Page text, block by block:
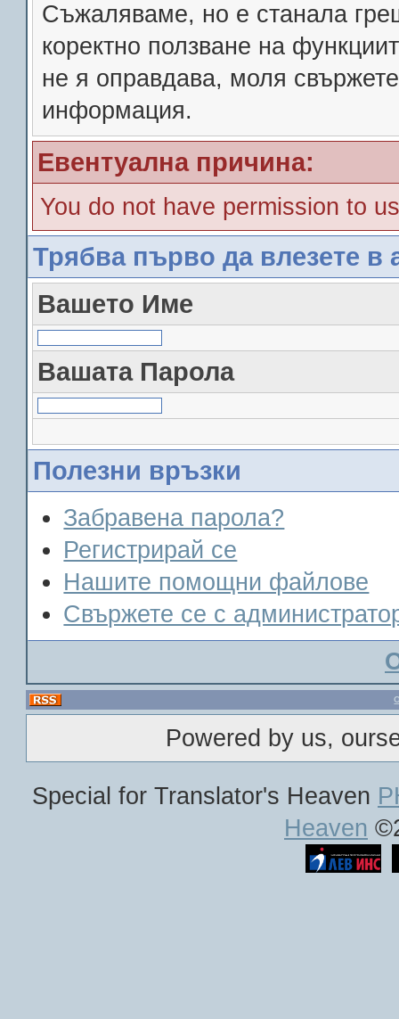
Съжалявамe, но е станала
коректно ползване на
не я оправдава, моля
информация.
Евентуална причина:
You do not have permission to
Трябва първо да влезете в
Вашето Име
Вашата Парола
Полезни връзки
Забравена парола?
Регистрирай се
Нашите помощни файлове
Свържете се с
Powered by us,
Special for Translator's Heaven
Heaven